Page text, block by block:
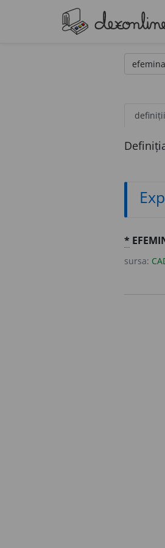
*
sursa: